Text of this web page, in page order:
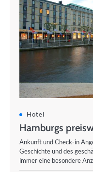
Hotel
Hamburgs
Ankunft und Check-in
Geschichte und des
immer eine besondere